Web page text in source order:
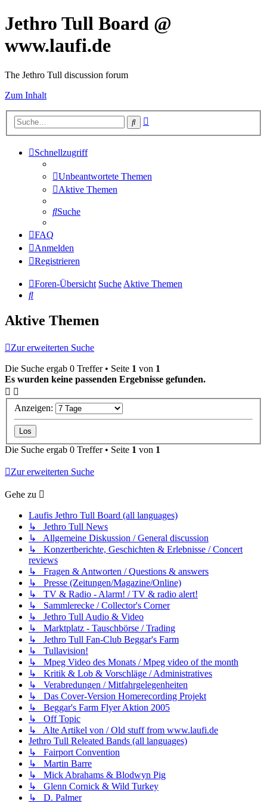
Jethro Tull Board @
www.laufi.de
The Jethro Tull discussion forum
Zum Inhalt
Suche
Schnellzugriff
Unbeantwortete Themen
Aktive Themen
Suche
FAQ
Anmelden
Registrieren
Foren-Übersicht SucheAktive Themen
Suche
Aktive Themen
Zur erweiterten Suche
Die Suche ergab 0 Treffer • Seite 1 von 1
Es wurden keine passenden Ergebnisse gefunden.
Anzeigen:
Die Suche ergab 0 Treffer • Seite 1 von 1
Zur erweiterten Suche
Gehe zu
Laufis Jethro Tull Board (all languages)
↳ Jethro Tull News
↳ Allgemeine Diskussion / General discussion
↳ Konzertberichte, Geschichten & Erlebnisse / Concert
reviews
↳ Fragen & Antworten / Questions & answers
↳ Presse (Zeitungen/Magazine/Online)
↳ TV & Radio - Alarm! / TV & radio alert!
↳ Sammlerecke / Collector's Corner
↳ Jethro Tull Audio & Video
↳ Marktplatz - Tauschbörse / Trading
↳ Jethro Tull Fan-Club Beggar's Farm
↳ Tullavision!
↳ Mpeg Video des Monats / Mpeg video of the month
↳ Kritik & Lob & Vorschläge / Administratives
↳ Verabredungen / Mitfahrgelegenheiten
↳ Das Cover-Version Homerecording Projekt
↳ Beggar's Farm Flyer Aktion 2005
↳ Off Topic
↳ Alte Artikel von / Old stuff from www.laufi.de
Jethro Tull Releated Bands (all languages)
↳ Fairport Convention
↳ Martin Barre
↳ Mick Abrahams & Blodwyn Pig
↳ Glenn Cornick & Wild Turkey
↳ D. Palmer